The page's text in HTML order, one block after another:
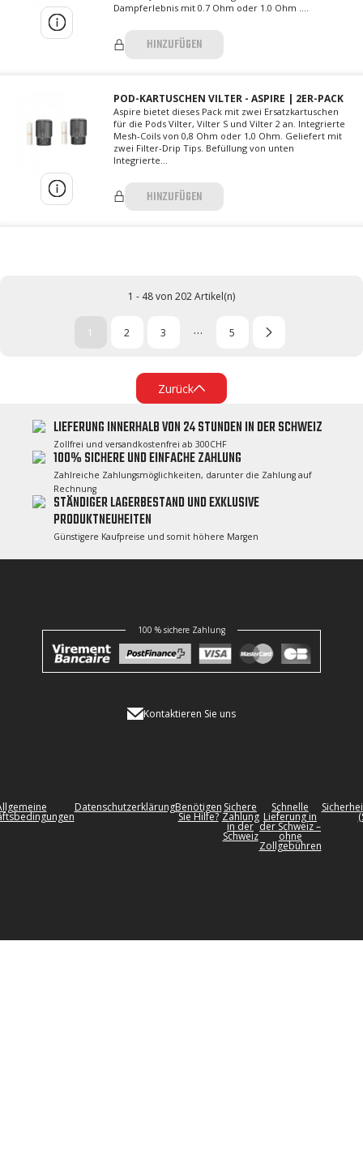
Dampferlebnis mit 0.7 Ohm oder 1.0 Ohm ....
HINZUFÜGEN
POD-KARTUSCHEN VILTER - ASPIRE | 2ER-PACK
Aspire bietet dieses Pack mit zwei Ersatzkartuschen
für die Pods Vilter, Vilter S und Vilter 2 an. Integrierte
Mesh-Coils von 0,8 Ohm oder 1,0 Ohm. Geliefert mit
zwei Filter-Drip Tips. Befüllung von unten
Integrierte...
HINZUFÜGEN
1 - 48 von 202 Artikel(n)
1 2 3 … 5
Zurück
LIEFERUNG INNERHALB VON 24 STUNDEN IN DER SCHWEIZ
Zollfrei und versandkostenfrei ab 300CHF
100% SICHERE UND EINFACHE ZAHLUNG
Zahlreiche Zahlungsmöglichkeiten, darunter die Zahlung auf
Rechnung
STÄNDIGER LAGERBESTAND UND EXKLUSIVE
PRODUKTNEUHEITEN
Günstigere Kaufpreise und somit höhere Margen
100 % sichere Zahlung
Kontaktieren Sie uns
DatenschutzerklärungBenötigen
Sie Hilfe?
Sichere
Zahlung
in der
Schweiz
Schnelle
Lieferung in
der Schweiz –
ohne
Zollgebühren